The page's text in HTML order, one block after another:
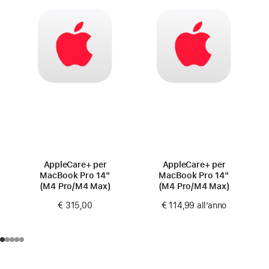
AppleCare+ per
MacBook Pro 14"
(M4 Pro/M4 Max)
€ 315,00
AppleCare+ per
MacBook Pro 14"
(M4 Pro/M4 Max)
€ 114,99 all’anno